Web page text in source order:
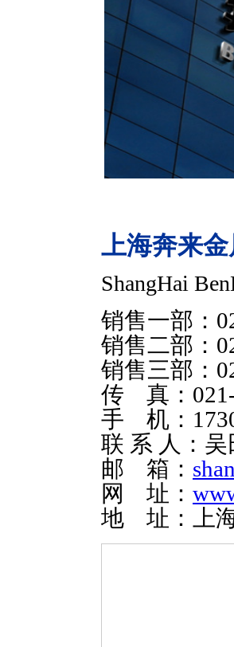
上海奔来
ShangHai
销售一部：
销售二部：
销售三部：
传 真：021-
手 机：
联 系 人：吴
邮 箱：
网 址：
地 址：上